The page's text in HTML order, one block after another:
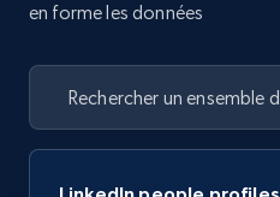
en forme les données